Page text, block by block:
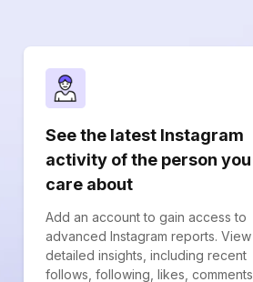
See the latest Instagram
activity of the person you
care about
Add an account to gain access to
advanced Instagram reports. View
detailed insights, including recent
follows, following, likes, comments,